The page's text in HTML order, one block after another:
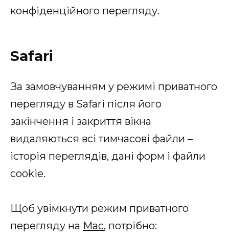
конфіденційного перегляду.
Safari
За замовчуванням у режимі приватного
перегляду в Safari після його
закінчення і закриття вікна
видаляються всі тимчасові файли –
історія переглядів, дані форм і файли
cookie.
Щоб увімкнути режим приватного
перегляду на Mac, потрібно: